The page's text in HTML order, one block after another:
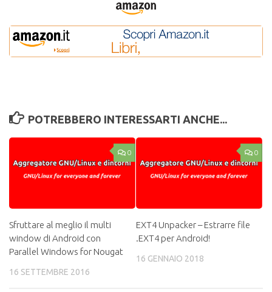
POTREBBERO INTERESSARTI ANCHE...
0
Sfruttare al meglio il multi
window di Android con
Parallel Windows for Nougat
16 SETTEMBRE 2016
0
EXT4 Unpacker – Estrarre file
.EXT4 per Android!
16 GENNAIO 2018